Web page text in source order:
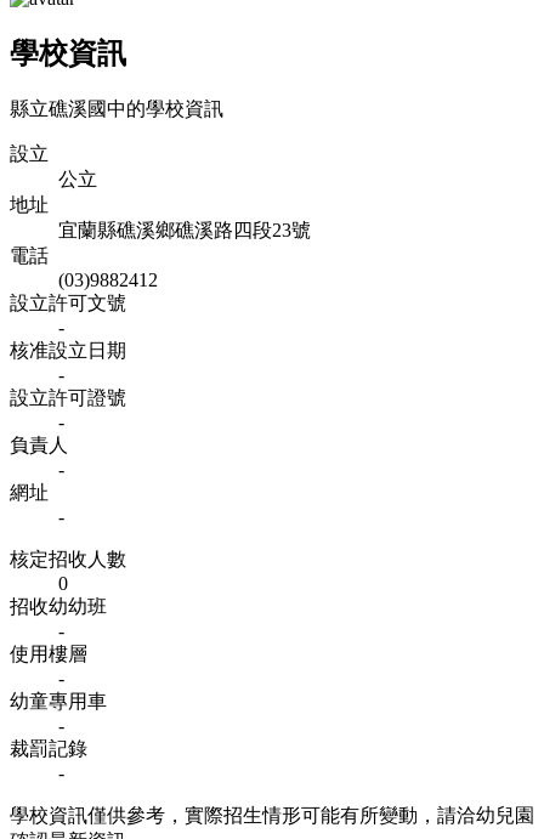
學校資訊
縣立礁溪國中的學校資訊
設立
公立
地址
宜蘭縣礁溪鄉礁溪路四段23號
電話
(03)9882412
設立許可文號
-
核准設立日期
-
設立許可證號
-
負責人
-
網址
-
核定招收人數
0
招收幼幼班
-
使用樓層
-
幼童專用車
-
裁罰記錄
-
學校資訊僅供參考，實際招生情形可能有所變動，請洽幼兒園